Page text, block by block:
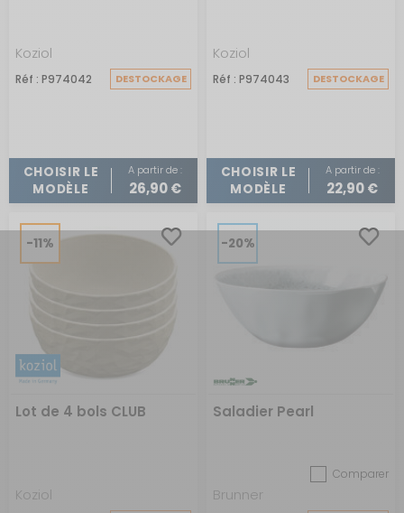
Koziol
Réf : P974042 DESTOCKAGE
CHOISIR LE
MODÈLE
A partir de :
26,90 €
Koziol
Réf : P974043 DESTOCKAGE
CHOISIR LE
MODÈLE
A partir de :
22,90 €
-11%
Lot de 4 bols CLUB
Koziol
-20%
Saladier Pearl
Comparer
Brunner